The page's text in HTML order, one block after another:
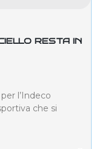
RESTA IN
l’Indeco
che si